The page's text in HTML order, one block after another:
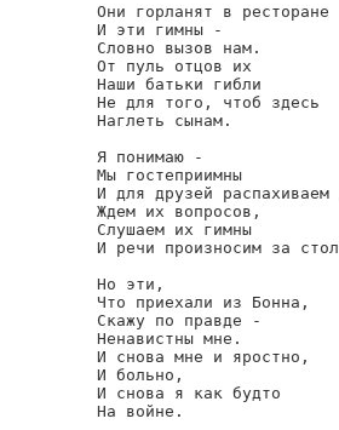
Они горланят в ресторане
И эти гимны -
Словно вызов нам.
От пуль отцов их
Наши батьки гибли
Не для того, чтоб здесь
Наглеть сынам.
Я понимаю -
Мы гостеприимны
И для друзей
Ждем их вопросов,
Слушаем их гимны
И речи произносим за
Но эти,
Что приехали из Бонна,
Скажу по правде -
Ненавистны мне.
И снова мне и яростно,
И больно,
И снова я как будто
На войне.